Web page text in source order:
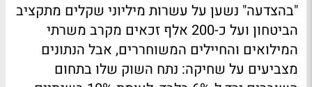
"בהצדעה" נשען על עשרות מיליוני שקלים מתקציב
הביטחון ועל כ-200 אלף זכאים מקרב משרתי
המילואים והחיילים המשוחררים, אבל הנתונים
מצביעים על שחיקה: נתח השוק שלו בתחום